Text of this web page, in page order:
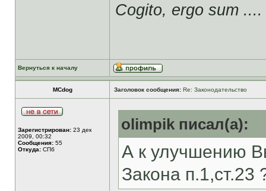
Cogito, ergo sum ....
Вернуться к началу
MCdog Заголовок сообщения: Re: Законодательство
Зарегистрирован: 23 дек
2009, 00:32
Сообщения: 55
Откуда: СПб
olimpik писал(а):
А к улучшению
Закона п.1,ст.23